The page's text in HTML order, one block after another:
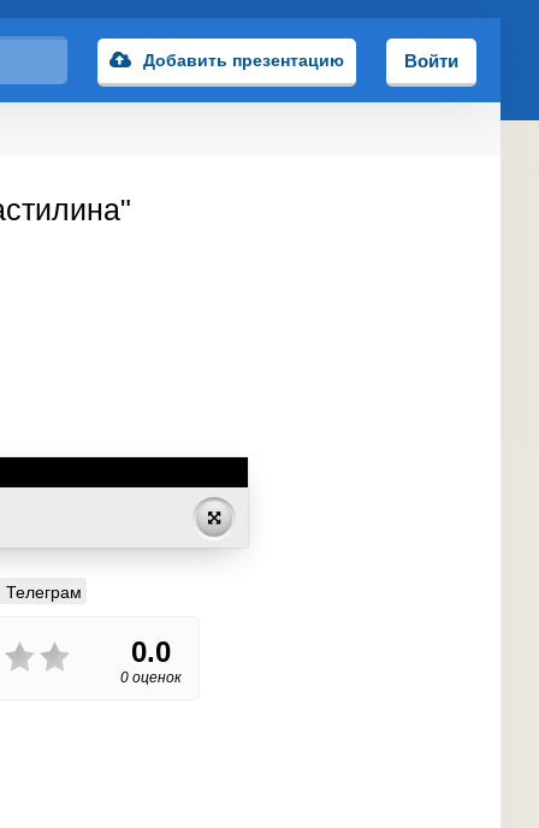
Добавить презентацию Войти
Телеграм
0.0
0 оценок